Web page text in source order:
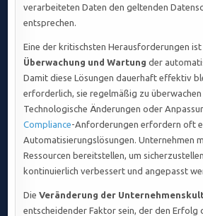
verarbeiteten Daten den geltenden
entsprechen.
Eine der kritischsten Herausforderungen ist
Überwachung und Wartung der
Damit diese Lösungen dauerhaft effektiv
erforderlich, sie regelmäßig zu
Technologische Änderungen oder
Compliance-Anforderungen erfordern oft
Automatisierungslösungen. Unternehmen
Ressourcen bereitstellen, um
kontinuierlich verbessert und angepasst
DieVeränderung der
entscheidender Faktor sein, der den Erfolg